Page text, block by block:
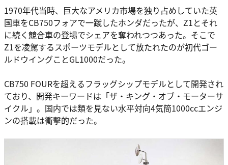
1970年代当時、巨大なアメリカ市場を独り占めしていた英
国車をCB750フォアで一蹴したホンダだったが、Z1とそれ
に続く競合車の登場でシェアを奪われつつあった。そこで
Z1を凌駕するスポーツモデルとして放たれたのが初代ゴー
ルドウイングことGL1000だった。
CB750 FOURを超えるフラッグシップモデルとして開発され
ており、開発キーワードは「ザ・キング・オブ・モーターサ
イクル」。国内では類を見ない水平対向4気筒1000ccエンジ
ンの搭載は衝撃的だった。